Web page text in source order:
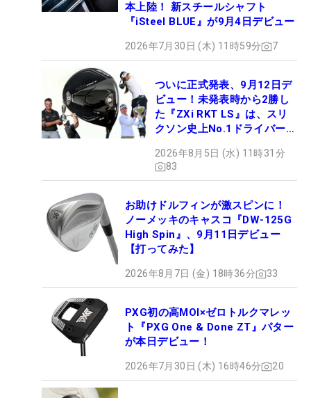
本上陸！ 新スチールシャフト
『iSteel BLUE』が9月4日デビュー
2026年7月30日 (木) 11時59分 7
ついに正式発表、9月12日デ
ビュー！未発表時から2勝し
た『ZXi RKT LS』は、スリ
クソン史上No.1ドライバー!?
2026年8月5日 (水) 11時31分
83
お助けドルフィンが激スピンに！
ノーメッキのキャスコ『DW-125G
High Spin』、9月11日デビュー
【打ってみた】
2026年8月7日 (金) 18時36分 33
PXG初の高MOI×ゼロトルクマレッ
ト『PXG One & Done ZT』パター
が本日デビュー！
2026年7月30日 (木) 16時46分 20